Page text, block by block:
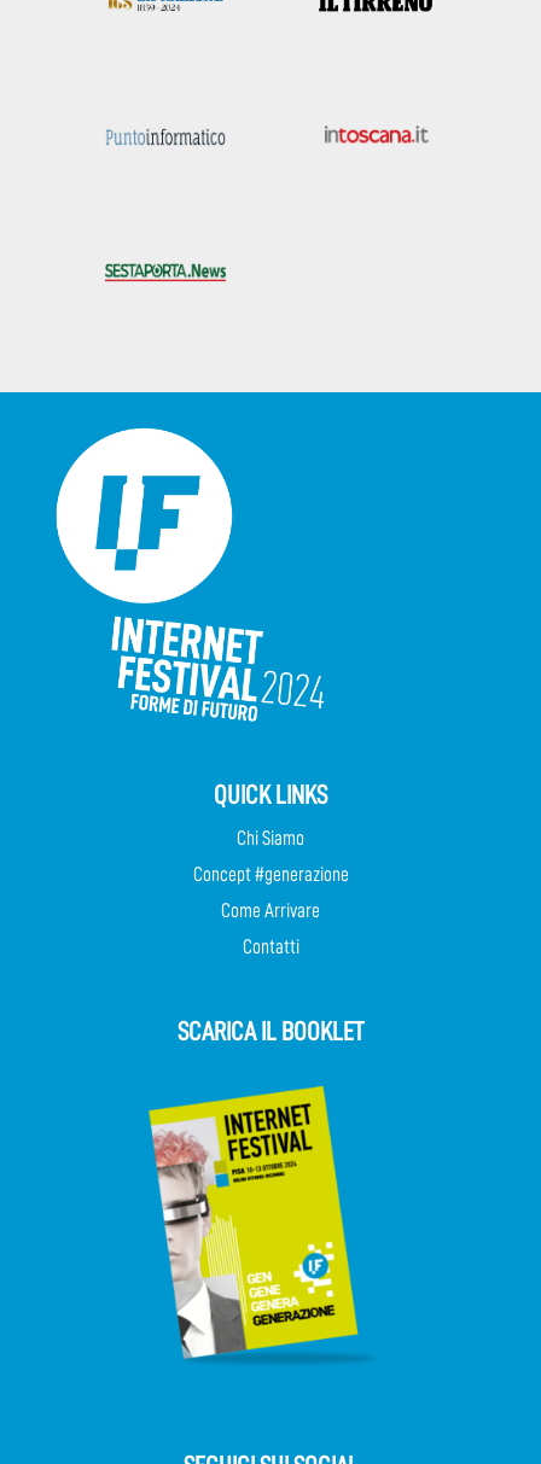
QUICK LINKS
Chi Siamo
Concept #generazione
Come Arrivare
Contatti
SCARICA IL BOOKLET